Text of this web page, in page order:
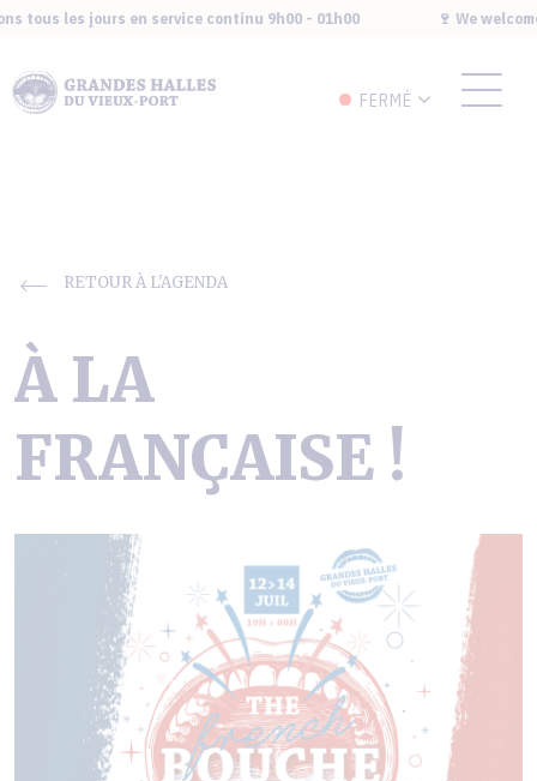
tous les jours en service continu 9h00 - 01h00 🍷 We
FERMÉ
RETOUR À L'AGENDA
À LA
FRANÇAISE !